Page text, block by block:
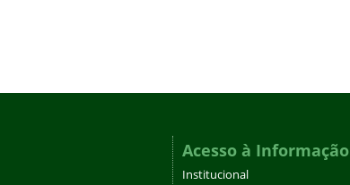
Acesso à Informação
Institucional